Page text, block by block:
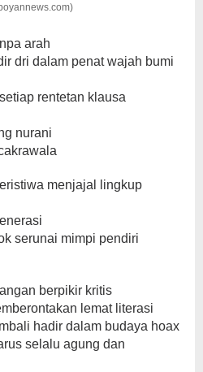
arah
dri dalam penat wajah bumi
rentetan klausa
nurani
menjajal lingkup
serunai mimpi pendiri
berpikir kritis
lemat literasi
hadir dalam budaya hoax
selalu agung dan